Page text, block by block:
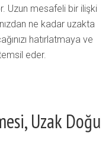
Uzun mesafeli bir ilişki
ne kadar uzakta
hatırlatmaya ve
eder.
Uzak Doğu